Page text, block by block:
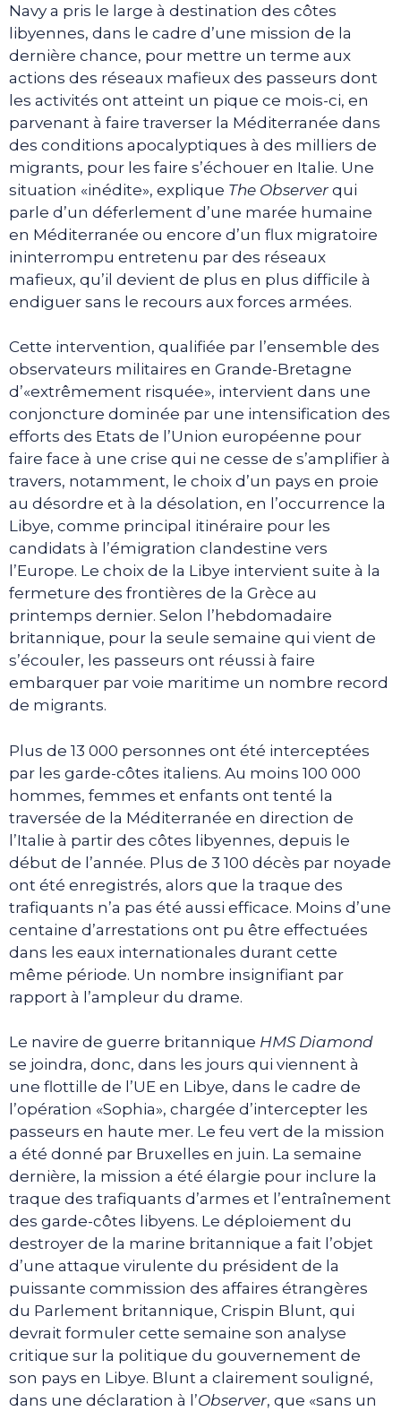
Navy a pris le large à destination des côtes
libyennes, dans le cadre d’une mission de la
dernière chance, pour mettre un terme aux
actions des réseaux mafieux des passeurs dont
les activités ont atteint un pique ce mois-ci, en
parvenant à faire traverser la Méditerranée dans
des conditions apocalyptiques à des milliers de
migrants, pour les faire s’échouer en Italie. Une
situation «inédite», explique The Observer qui
parle d’un déferlement d’une marée humaine
en Méditerranée ou encore d’un flux migratoire
ininterrompu entretenu par des réseaux
mafieux, qu’il devient de plus en plus difficile à
endiguer sans le recours aux forces armées.
Cette intervention, qualifiée par l’ensemble des
observateurs militaires en Grande-Bretagne
d’«extrêmement risquée», intervient dans une
conjoncture dominée par une intensification des
efforts des Etats de l’Union européenne pour
faire face à une crise qui ne cesse de s’amplifier à
travers, notamment, le choix d’un pays en proie
au désordre et à la désolation, en l’occurrence la
Libye, comme principal itinéraire pour les
candidats à l’émigration clandestine vers
l’Europe. Le choix de la Libye intervient suite à la
fermeture des frontières de la Grèce au
printemps dernier. Selon l’hebdomadaire
britannique, pour la seule semaine qui vient de
s’écouler, les passeurs ont réussi à faire
embarquer par voie maritime un nombre record
de migrants.
Plus de 13 000 personnes ont été interceptées
par les garde-côtes italiens. Au moins 100 000
hommes, femmes et enfants ont tenté la
traversée de la Méditerranée en direction de
l’Italie à partir des côtes libyennes, depuis le
début de l’année. Plus de 3 100 décès par noyade
ont été enregistrés, alors que la traque des
trafiquants n’a pas été aussi efficace. Moins d’une
centaine d’arrestations ont pu être effectuées
dans les eaux internationales durant cette
même période. Un nombre insignifiant par
rapport à l’ampleur du drame.
Le navire de guerre britannique HMS Diamond
se joindra, donc, dans les jours qui viennent à
une flottille de l’UE en Libye, dans le cadre de
l’opération «Sophia», chargée d’intercepter les
passeurs en haute mer. Le feu vert de la mission
a été donné par Bruxelles en juin. La semaine
dernière, la mission a été élargie pour inclure la
traque des trafiquants d’armes et l’entraînement
des garde-côtes libyens. Le déploiement du
destroyer de la marine britannique a fait l’objet
d’une attaque virulente du président de la
puissante commission des affaires étrangères
du Parlement britannique, Crispin Blunt, qui
devrait formuler cette semaine son analyse
critique sur la politique du gouvernement de
son pays en Libye. Blunt a clairement souligné,
dans une déclaration à l’Observer, que «sans un